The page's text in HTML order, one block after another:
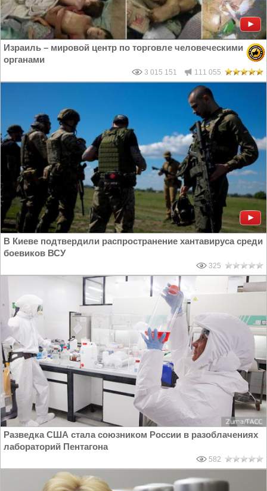
Израиль – мировой центр по торговле человеческими
органами
3 015 151 111 055
В Киеве подтвердили распространение хантавируса среди
боевиков ВСУ
325
Разведка США стала союзником России в разоблачениях
лабораторий Пентагона
582